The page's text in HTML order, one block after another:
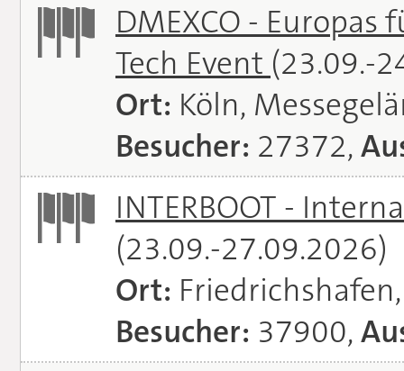
DMEXCO -
Tech Event (23.09.-
Ort: Köln,
Besucher: 27372,
INTERBOOT -
(23.09.-27.09.2026)
Ort:
Besucher: 37900,